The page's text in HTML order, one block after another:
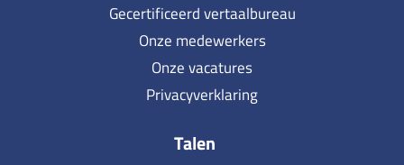
Gecertificeerd vertaalbureau
Onze medewerkers
Onze vacatures
Privacyverklaring
Talen